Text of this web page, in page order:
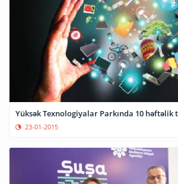
Yüksək Texnologiyalar Parkında 10 həftəlik
23-01-2015